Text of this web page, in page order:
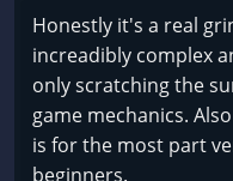
Honestly it's a real
increadibly complex
only scratching the
game mechanics.
is for the most part
beginners.